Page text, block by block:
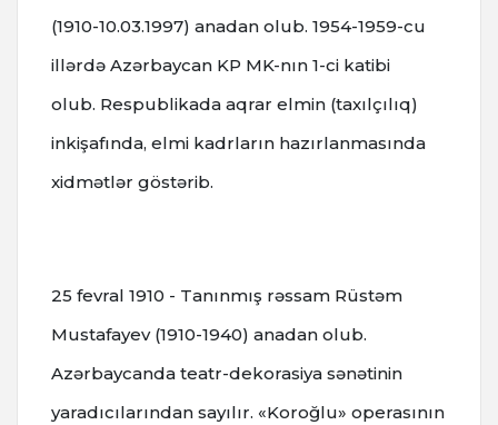
(1910-10.03.1997) anadan olub. 1954-1959-cu
illərdə Azərbaycan KP MK-nın 1-ci katibi
olub. Respublikada aqrar elmin (taxılçılıq)
inkişafında, elmi kadrların hazırlanmasında
xidmətlər göstərib.
25 fevral 1910 - Tanınmış rəssam Rüstəm
Mustafayev (1910-1940) anadan olub.
Azərbaycanda teatr-dekorasiya sənətinin
yaradıcılarından sayılır. «Koroğlu» operasının